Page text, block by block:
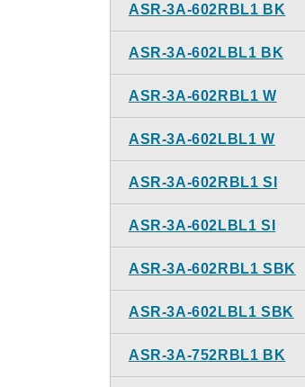
ASR-3A-602RBL1 BK
ASR-3A-602LBL1 BK
ASR-3A-602RBL1 W
ASR-3A-602LBL1 W
ASR-3A-602RBL1 SI
ASR-3A-602LBL1 SI
ASR-3A-602RBL1 SBK
ASR-3A-602LBL1 SBK
ASR-3A-752RBL1 BK